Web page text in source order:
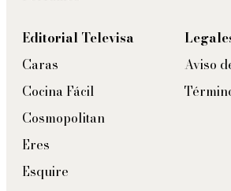
Editorial Televisa
Caras
Cocina Fácil
Cosmopolitan
Eres
Esquire
Aviso